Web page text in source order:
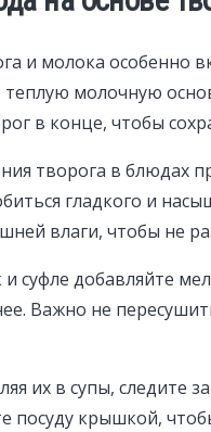
и молока особенно
молочную
в конце, чтобы
творога в блюдах
гладкого и
влаги, чтобы не
суфле добавляйте
Важно не
их в супы, следите
посуду крышкой,